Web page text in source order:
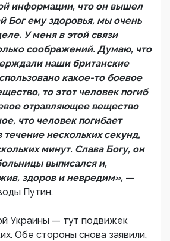
информации, что он вышел
Бог ему здоровья, мы очень
У меня в этой связи
соображений. Думаю, что
наши британские
какое-то боевое
то этот человек погиб
отравляющее вещество
что человек погибает
нескольких секунд,
минут. Слава Богу, он
выписался и,
здоров и невредим», —
Путин.
Украины — тут подвижек
Обе стороны снова заявили,